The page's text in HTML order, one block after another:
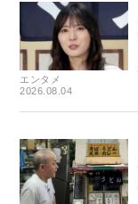
エンタメ
2026.08.04